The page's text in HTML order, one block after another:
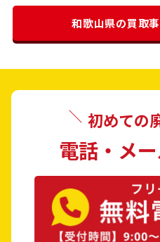
和歌山県の買取
初めての
電話・メ